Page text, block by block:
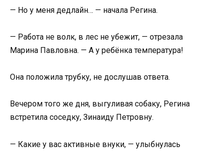
— Но у меня дедлайн… — начала Регина.
— Работа не волк, в лес не убежит, — отрезала
Марина Павловна. — А у ребёнка температура!
Она положила трубку, не дослушав ответа.
Вечером того же дня, выгуливая собаку, Регина
встретила соседку, Зинаиду Петровну.
— Какие у вас активные внуки, — улыбнулась